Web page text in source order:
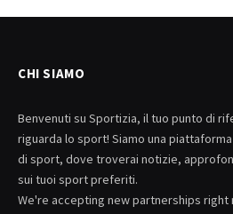
CHI SIAMO
Benvenuti su Sportizia, il tuo punto di
riguarda lo sport! Siamo una
di sport, dove troverai notizie,
sui tuoi sport preferiti.
We're accepting new partnerships right